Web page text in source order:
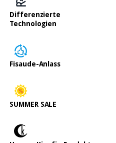
Differenzierte
Technologien
Fisaude-Anlass
SUMMER SALE